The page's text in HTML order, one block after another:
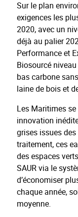
Sur le plan
exigences les
2020, avec un
déjà au palier
Performance et
Biosourcé
bas carbone
laine de bois et
Les Maritimes
innovation
grises issues
traitement, ces
des espaces
SAUR via le
d’économiser
chaque année,
moyenne.